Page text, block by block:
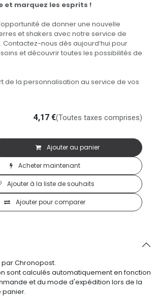
et marquez les esprits !
de donner une nouvelle
et shakers avec notre service de
Contactez-nous dès aujourd’hui pour
et découvrir toutes les possibilités de
de la personnalisation au service de vos
Ajouter au panier
Acheter maintenant
Ajouter pour comparer
Ajouter à la liste de souhaits
4,17 €(Toutes taxes comprises)
Chronopost.
sont calculés automatiquement en fonction
et du mode d'expédition lors de la
panier.